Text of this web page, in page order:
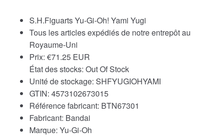
S.H.Figuarts Yu-Gi-Oh! Yami Yugi
Tous les articles expédiés de notre entrepôt au
Royaume-Uni
Prix: €71.25 EUR
État des stocks: Out Of Stock
Unité de stockage: SHFYUGIOHYAMI
GTIN: 4573102673015
Référence fabricant: BTN67301
Fabricant: Bandai
Marque: Yu-Gi-Oh